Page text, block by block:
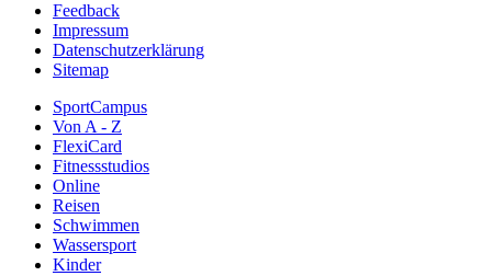
Feedback
Impressum
Datenschutzerklärung
Sitemap
SportCampus
Von A - Z
FlexiCard
Fitnessstudios
Online
Reisen
Schwimmen
Wassersport
Kinder